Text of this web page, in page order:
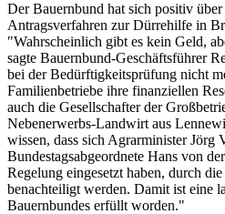
Der Bauernbund hat sich positiv über
Antragsverfahren zur Dürrehilfe in
"Wahrscheinlich gibt es kein Geld,
sagte Bauernbund-Geschäftsführer
bei der Bedürftigkeitsprüfung nicht
Familienbetriebe ihre finanziellen
auch die Gesellschafter der
Nebenerwerbs-Landwirt aus
wissen, dass sich Agrarminister Jörg
Bundestagsabgeordnete Hans von
Regelung eingesetzt haben, durch
benachteiligt werden. Damit ist eine
Bauernbundes erfüllt worden."